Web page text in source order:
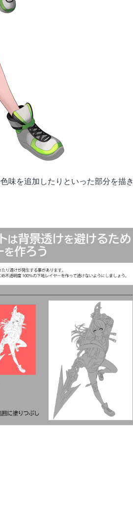
味を追加したりといった部分を描き